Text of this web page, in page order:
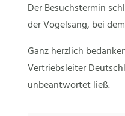
Der Besuchstermin
der Vogelsang, bei
Ganz herzlich
Vertriebsleiter
unbeantwortet ließ.